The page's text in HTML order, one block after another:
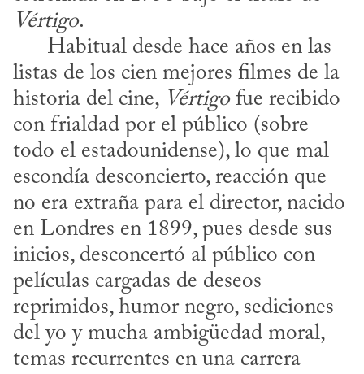
Vértigo.
listas de los cien mejores filmes de la
historia del cine, Vértigo fue recibido
con frialdad por el público (sobre
todo el estadounidense), lo que mal
escondía desconcierto, reacción que
no era extraña para el director, nacido
en Londres en 1899, pues desde sus
inicios, desconcertó al público con
películas cargadas de deseos
reprimidos, humor negro, sediciones
del yo y mucha ambigüedad moral,
temas recurrentes en una carrera